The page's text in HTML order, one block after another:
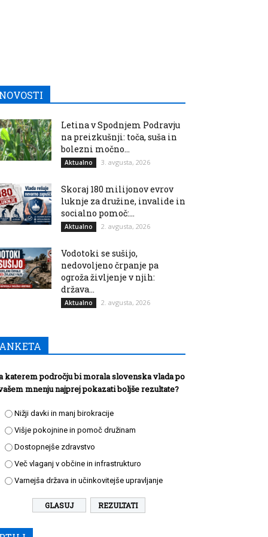
Letina v Spodnjem Podravju
na preizkušnji: toča, suša in
bolezni močno...
Aktualno 3. avgusta, 2026
Skoraj 180 milijonov evrov
luknje za družine, invalide in
socialno pomoč:...
Aktualno 2. avgusta, 2026
Vodotoki se sušijo,
nedovoljeno črpanje pa
ogroža življenje v njih:
država...
Aktualno 2. avgusta, 2026
katerem področju bi morala slovenska vlada po
mnenju najprej pokazati boljše rezultate?
Nižji davki in manj birokracije
Višje pokojnine in pomoč družinam
Dostopnejše zdravstvo
Več vlaganj v občine in infrastrukturo
Varnejša država in učinkovitejše upravljanje
REZULTATI